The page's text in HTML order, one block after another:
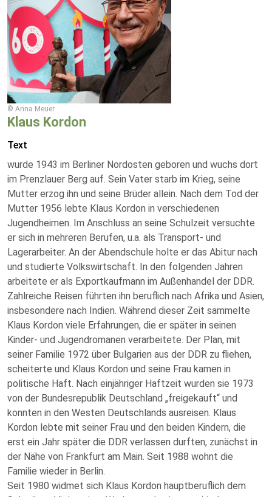
© Anna Meuer
Klaus Kordon
Text
wurde 1943 im Berliner Nordosten geboren und wuchs dort
im Prenzlauer Berg auf. Sein Vater starb im Krieg, seine
Mutter erzog ihn und seine Brüder allein. Nach dem Tod der
Mutter 1956 lebte Klaus Kordon in verschiedenen
Jugendheimen. Im Anschluss an seine Schulzeit versuchte
er sich in mehreren Berufen, u.a. als Transport- und
Lagerarbeiter. An der Abendschule holte er das Abitur nach
und studierte Volkswirtschaft. In den folgenden Jahren
arbeitete er als Exportkaufmann im Außenhandel der DDR.
Zahlreiche Reisen führten ihn beruflich nach Afrika und Asien,
insbesondere nach Indien. Während dieser Zeit sammelte
Klaus Kordon viele Erfahrungen, die er später in seinen
Kinder- und Jugendromanen verarbeitete. Der Plan, mit
seiner Familie 1972 über Bulgarien aus der DDR zu fliehen,
scheiterte und Klaus Kordon und seine Frau kamen in
politische Haft. Nach einjähriger Haftzeit wurden sie 1973
von der Bundesrepublik Deutschland „freigekauft“ und
konnten in den Westen Deutschlands ausreisen. Klaus
Kordon lebte mit seiner Frau und den beiden Kindern, die
erst ein Jahr später die DDR verlassen durften, zunächst in
der Nähe von Frankfurt am Main. Seit 1988 wohnt die
Familie wieder in Berlin.
Seit 1980 widmet sich Klaus Kordon hauptberuflich dem